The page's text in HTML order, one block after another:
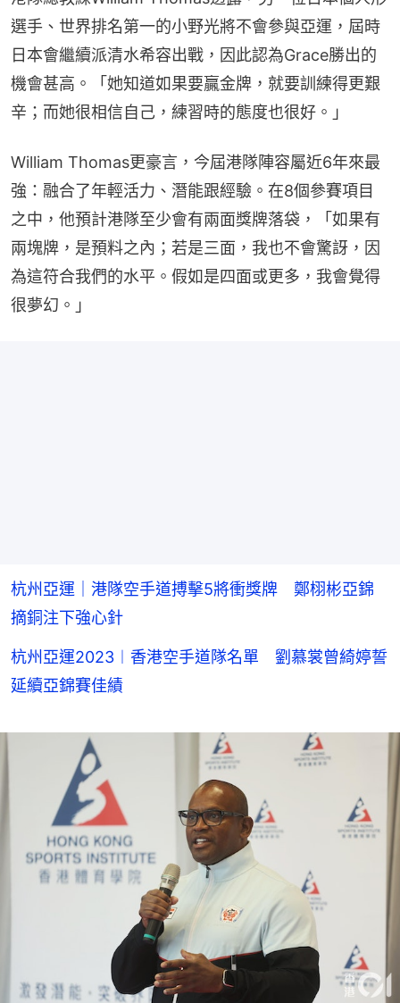
選手、世界排名第一的小野光將不會參與亞運，屆時
日本會繼續派清水希容出戰，因此認為Grace勝出的
機會甚高。「她知道如果要贏金牌，就要訓練得更艱
辛；而她很相信自己，練習時的態度也很好。」
William Thomas更豪言，今屆港隊陣容屬近6年來最
強：融合了年輕活力、潛能跟經驗。在8個參賽項目
之中，他預計港隊至少會有兩面獎牌落袋，「如果有
兩塊牌，是預料之內；若是三面，我也不會驚訝，因
為這符合我們的水平。假如是四面或更多，我會覺得
很夢幻。」
杭州亞運｜港隊空手道搏擊5將衝獎牌 鄭栩彬亞錦
摘銅注下強心針
杭州亞運2023︱香港空手道隊名單 劉慕裳曾綺婷誓
延續亞錦賽佳績